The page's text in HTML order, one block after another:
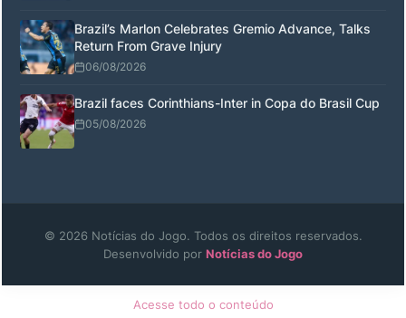
Brazil’s Marlon Celebrates Gremio Advance, Talks
Return From Grave Injury
06/08/2026
Brazil faces Corinthians-Inter in Copa do Brasil Cup
05/08/2026
© 2026 Notícias do Jogo. Todos os direitos reservados.
Desenvolvido por Notícias do Jogo
Acesse todo o conteúdo